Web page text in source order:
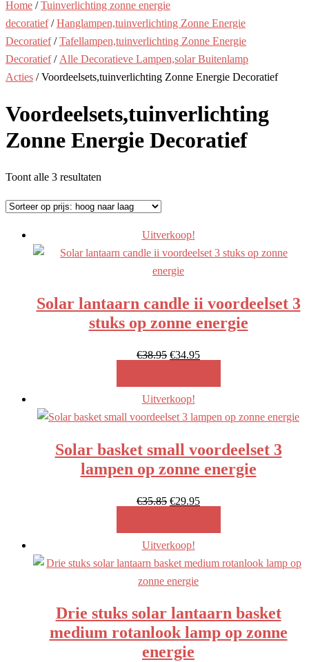
Home /Tuinverlichting zonne energie
decoratief/Hanglampen,tuinverlichting Zonne Energie
Decoratief/Tafellampen,tuinverlichting Zonne Energie
Decoratief/ Alle Decoratieve Lampen,solar Buitenlamp
Acties / Voordeelsets,tuinverlichting Zonne Energie Decoratief
Voordeelsets,tuinverlichting
Zonne Energie Decoratief
Toont alle 3 resultaten
prijs:
Uitverkoop!
Solar lantaarn candle ii voordeelset 3
stuks op zonne energie
€38.95 Oorspronkelijke
was:
€38.95.
€34.95Huidige
is:
Uitverkoop!
Solar basket small voordeelset 3
lampen op zonne energie
€35.85 Oorspronkelijke
was:
€35.85.
€29.95Huidige
is:
Uitverkoop!
Drie stuks solar lantaarn basket
medium rotanlook lamp op zonne
energie